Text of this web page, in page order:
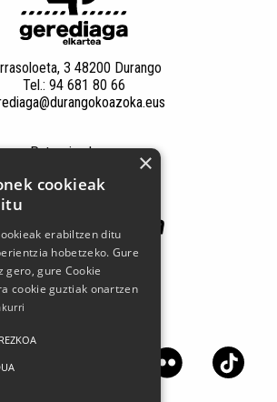
3 48200 Durango
Tel.: 94 681 80 66
Patrocinadores ×
cookieak
erabiltzen ditu
hobetzeko. Gure
gero, gure Cookie
cookie guztiak onartzen